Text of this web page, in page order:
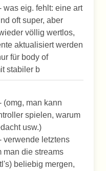
was eig. fehlt: eine art
oft super, aber
völlig wertlos,
aktualisiert werden
für body of
stabiler b
(omg, man kann
spielen, warum
usw.)
verwende letztens
man die streams
beliebig mergen,